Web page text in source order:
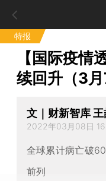
特报
【国际疫情
续回升（3月
文｜财新智库
2022年03月08日
全球累计病亡破
前列